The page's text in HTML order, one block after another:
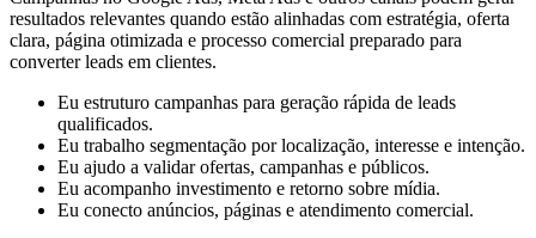
resultados relevantes quando estão alinhadas com estratégia, oferta
clara, página otimizada e processo comercial preparado para
converter leads em clientes.
Eu estruturo campanhas para geração rápida de leads
qualificados.
Eu trabalho segmentação por localização, interesse e intenção.
Eu ajudo a validar ofertas, campanhas e públicos.
Eu acompanho investimento e retorno sobre mídia.
Eu conecto anúncios, páginas e atendimento comercial.